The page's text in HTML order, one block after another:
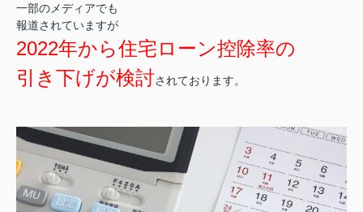
一部のメディアでも
報道されていますが
2022年から住宅ローン控除率の
引き下げが検討されております。